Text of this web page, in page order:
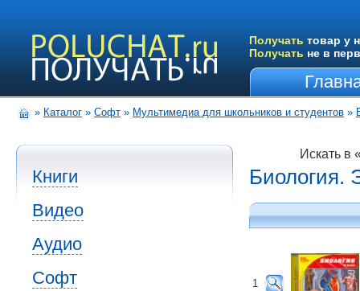
Получать товар у
Получать не в
» Каталог » Софт » Мультимедиа для школьников и студентов »
Книги
Видео
Аудио
Софт
Искать в
Биология.
1